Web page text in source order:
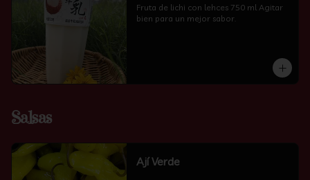
Fruta de lichi con lehces 750 ml Agitar
bien para un mejor sabor.
Salsas
Ají Verde